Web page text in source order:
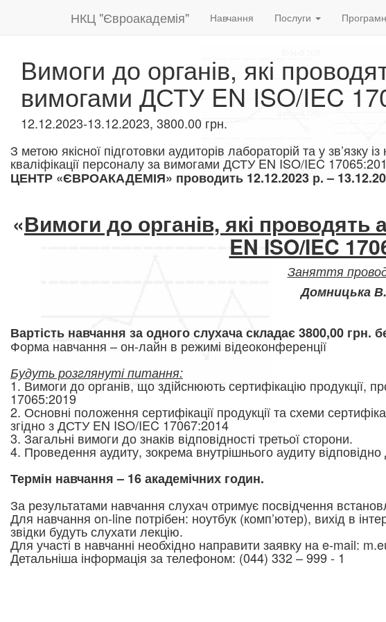
НКЦ "Євроакадемія" Навчання Послуги
Вимоги до органів, які
вимогами ДСТУ EN ISO/IEC
12.12.2023-13.12.2023, 3800.00 грн.
З метою якісної підготовки аудиторів лабораторій та у зв’язку
кваліфікації персоналу за вимогами ДСТУ EN ISO/IEC
ЦЕНТР «ЄВРОАКАДЕМІЯ» проводить 12.12.2023 р. –
«Вимоги до органів, які
EN ISO/IEC
Заняття
Домницька
Вартість навчання за одного слухача складає 3800,00
Форма навчання – он-лайн в режимі відеоконференції
Будуть розглянуті питання:
1. Вимоги до органів, що здійснюють сертифікацію продукції,
17065:2019
2. Основні положення сертифікації продукції та схеми
згідно з ДСТУ EN ISO/IEC 17067:2014
3. Загальні вимоги до знаків відповідності третьої сторони.
4. Проведення аудиту, зокрема внутрішнього аудиту
Термін навчання – 16 академічних годин.
За результатами навчання слухач отримує посвідчення
Для навчання on-line потрібен: ноутбук (комп’ютер), вихід в
звідки будуть слухати лекцію.
Для участі в навчанні необхідно направити заявку на e-mail:
Детальніша інформація за телефоном: (044) 332 – 999 - 1